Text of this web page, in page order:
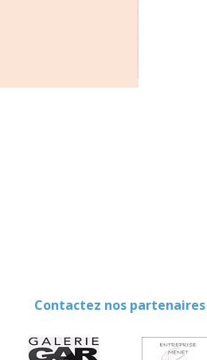
Contactez nos partenaires